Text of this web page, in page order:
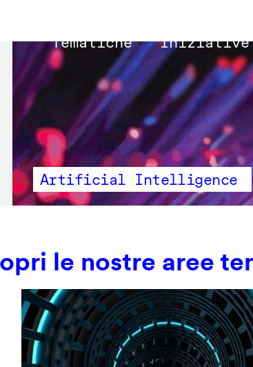
Main
navigation
Tematiche Iniziative
Artificial Intelligence
le nostre aree